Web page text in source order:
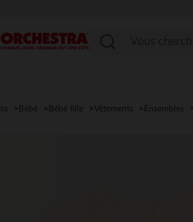
Bébé Bébé fille Vêtements Ensembles